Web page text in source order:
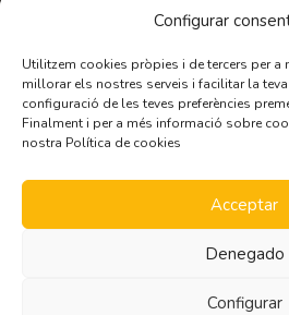
Configurar
Utilitzem cookies pròpies i de tercers per a
millorar els nostres serveis i facilitar la
configuració de les teves preferències
Finalment i per a més informació sobre
nostra Política de cookies
Acceptar
Denegado
Configurar
© 2026 Copyright Gran Via BC. Web design